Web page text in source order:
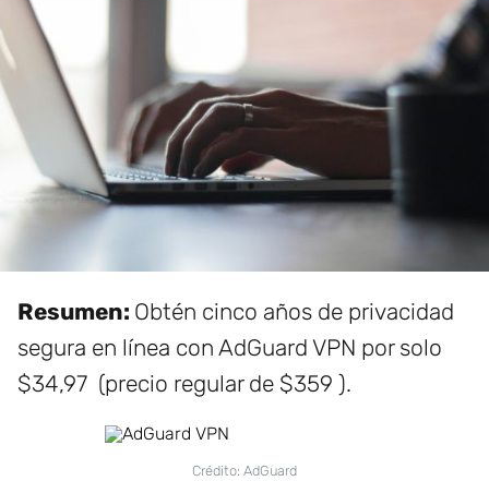
Resumen: Obtén cinco años de privacidad
segura en línea con AdGuard VPN por solo
$34,97 (precio regular de $359 ).
Crédito: AdGuard